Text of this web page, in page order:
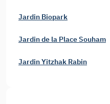
Jardin Biopark
Jardin de la Place Souham
Jardin Yitzhak Rabin